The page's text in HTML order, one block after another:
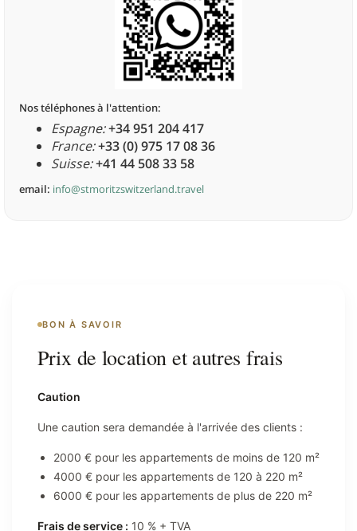
Nos téléphones à l'attention:
Espagne:+34 951 204 417
France:+33 (0) 975 17 08 36
Suisse:+41 44 508 33 58
email: info@stmoritzswitzerland.travel
BON À SAVOIR
Prix de location et autres frais
Caution
Une caution sera demandée à l'arrivée des clients :
2000 € pour les appartements de moins de 120 m²
4000 € pour les appartements de 120 à 220 m²
6000 € pour les appartements de plus de 220 m²
Frais de service : 10 % + TVA